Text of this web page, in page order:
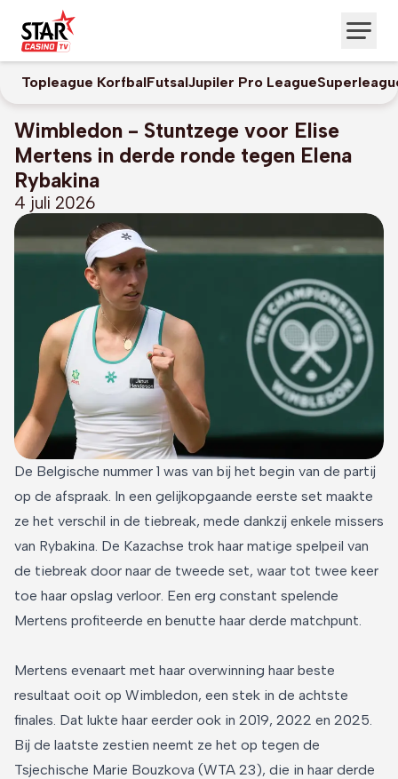
Topleague KorfbalFutsalJupiler Pro League
Wimbledon - Stuntzege voor Elise
Mertens in derde ronde tegen Elena
Rybakina
4 juli 2026
De Belgische nummer 1 was van bij het begin van de partij
op de afspraak. In een gelijkopgaande eerste set maakte
ze het verschil in de tiebreak, mede dankzij enkele missers
van Rybakina. De Kazachse trok haar matige spelpeil van
de tiebreak door naar de tweede set, waar tot twee keer
toe haar opslag verloor. Een erg constant spelende
Mertens profiteerde en benutte haar derde matchpunt.
Mertens evenaart met haar overwinning haar beste
resultaat ooit op Wimbledon, een stek in de achtste
finales. Dat lukte haar eerder ook in 2019, 2022 en 2025.
Bij de laatste zestien neemt ze het op tegen de
Tsjechische Marie Bouzkova (WTA 23), die in haar derde